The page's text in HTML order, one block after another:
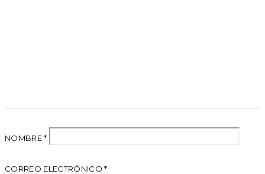
NOMBRE*
CORREO ELECTRÓNICO*